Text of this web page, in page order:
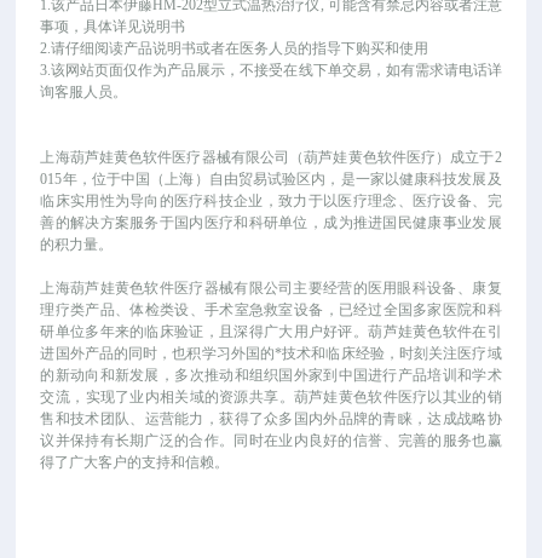
1.该产品 日本伊藤HM-202型立式温热治疗仪 , 可能含有禁忌内容或者注意
事项，具体详见说明书
2.请仔细阅读产品说明书或者在医务人员的指导下购买和使用
3.该网站页面仅作为产品展示，不接受在线下单交易，如有需求请电话详
询客服人员。
上海葫芦娃黄色软件医疗器械有限公司（葫芦娃黄色软件医疗）成立于2
015年，位于中国（上海）自由贸易试验区内，是一家以健康科技发展及
临床实用性为导向的医疗科技企业，致力于以医疗理念、医疗设备、完
善的解决方案服务于国内医疗和科研单位，成为推进国民健康事业发展
的积力量。
上海葫芦娃黄色软件医疗器械有限公司主要经营的医用眼科设备、康复
理疗类产品、体检类设、手术室急救室设备，已经过全国多家医院和科
研单位多年来的临床验证，且深得广大用户好评。葫芦娃黄色软件在引
进国外产品的同时，也积学习外国的*技术和临床经验，时刻关注医疗域
的新动向和新发展，多次推动和组织国外家到中国进行产品培训和学术
交流，实现了业内相关域的资源共享。葫芦娃黄色软件医疗以其业的销
售和技术团队、运营能力，获得了众多国内外品牌的青睐，达成战略协
议并保持有长期广泛的合作。同时在业内良好的信誉、完善的服务也赢
得了广大客户的支持和信赖。